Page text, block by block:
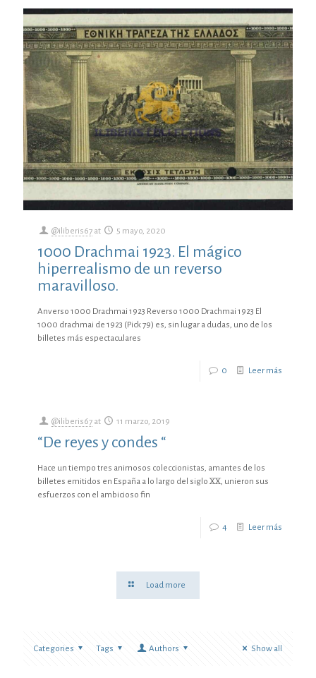
@iliberis67 at 5 mayo, 2020
1000 Drachmai 1923. El mágico
hiperrealismo de un reverso
maravilloso.
Anverso 1000 Drachmai 1923 Reverso 1000 Drachmai 1923 El
1000 drachmai de 1923 (Pick 79) es, sin lugar a dudas, uno de los
billetes más espectaculares
0 Leer más
@iliberis67 at 11 marzo, 2019
“De reyes y condes “
Hace un tiempo tres animosos coleccionistas, amantes de los
billetes emitidos en España a lo largo del siglo XX, unieron sus
esfuerzos con el ambicioso fin
4 Leer más
Load more
Categories Tags Authors Show all